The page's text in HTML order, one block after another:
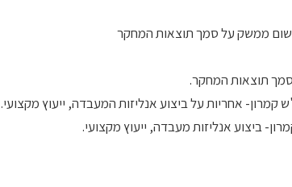
ממשק על סמך תוצאות המחקר
סמך תוצאות המחקר.
אחריות על ביצוע אנליזות המעבדה, ייעוץ מקצועי.
ביצוע אנליזות מעבדה, ייעוץ מקצועי.